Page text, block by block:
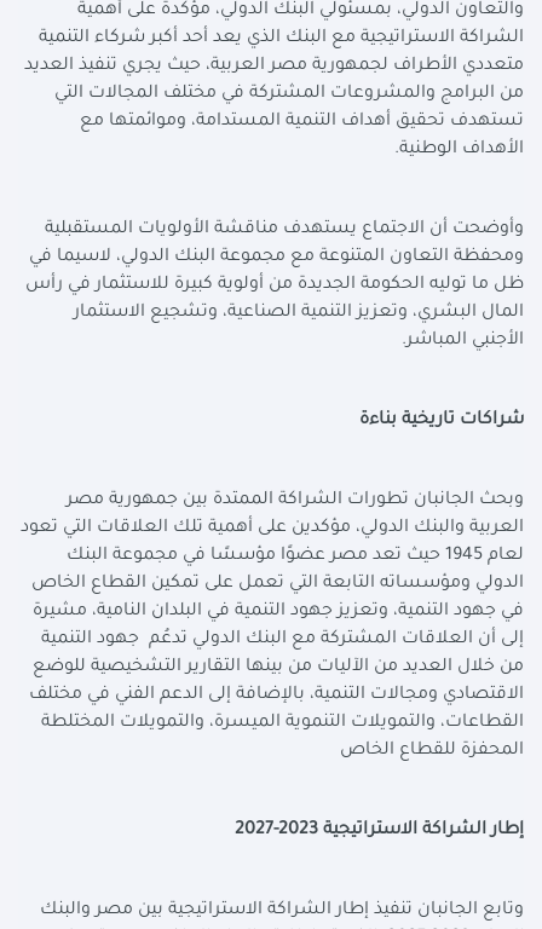
والتعاون الدولي، بمسئولي البنك الدولي، مؤكدة على أهمية
الشراكة الاستراتيجية مع البنك الذي يعد أحد أكبر شركاء التنمية
متعددي الأطراف لجمهورية مصر العربية، حيث يجري تنفيذ العديد
من البرامج والمشروعات المشتركة في مختلف المجالات التي
تستهدف تحقيق أهداف التنمية المستدامة، وموائمتها مع
الأهداف الوطنية.
وأوضحت أن الاجتماع يستهدف مناقشة الأولويات المستقبلية
ومحفظة التعاون المتنوعة مع مجموعة البنك الدولي، لاسيما في
ظل ما توليه الحكومة الجديدة من أولوية كبيرة للاستثمار في رأس
المال البشري، وتعزيز التنمية الصناعية، وتشجيع الاستثمار
الأجنبي المباشر.
شراكات تاريخية بناءة
وبحث الجانبان تطورات الشراكة الممتدة بين جمهورية مصر
العربية والبنك الدولي، مؤكدين على أهمية تلك العلاقات التي تعود
لعام 1945 حيث تعد مصر عضوًا مؤسسًا في مجموعة البنك
الدولي ومؤسساته التابعة التي تعمل على تمكين القطاع الخاص
في جهود التنمية، وتعزيز جهود التنمية في البلدان النامية، مشيرة
إلى أن العلاقات المشتركة مع البنك الدولي تدعُم جهود التنمية
من خلال العديد من الآليات من بينها التقارير التشخيصية للوضع
الاقتصادي ومجالات التنمية، بالإضافة إلى الدعم الفني في مختلف
القطاعات، والتمويلات التنموية الميسرة، والتمويلات المختلطة
المحفزة للقطاع الخاص
إطار الشراكة الاستراتيجية 2023-2027
وتابع الجانبان تنفيذ إطار الشراكة الاستراتيجية بين مصر والبنك